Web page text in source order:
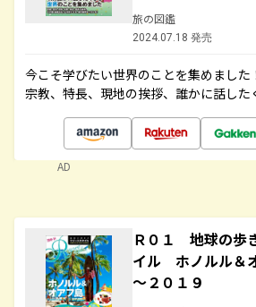
旅の図鑑
2024.07.18 発売
今こそ学びたい世界のことを集めました
宗教、特長、現地の挨拶、誰かに話した
AD
Ｒ０１ 地球の歩
イル ホノルル＆
～２０１９